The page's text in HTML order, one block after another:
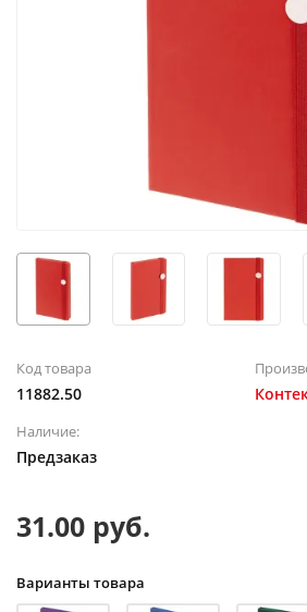
Код товара
11882.50
Наличие:
Предзаказ
31.00 руб.
Варианты товара